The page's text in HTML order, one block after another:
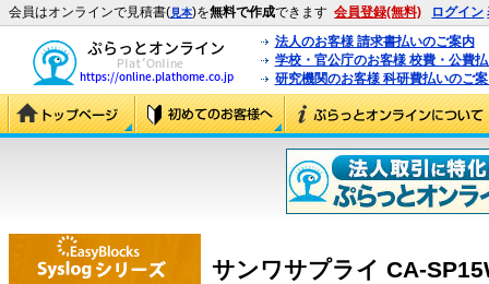
会員はオンラインで見積書(見本)を無料で作成できます 会員登録(無料) ログイン
法人のお客様 請求書払いのご案内
学校・官公庁のお客様 校費・公費
研究機関のお客様 科研費払いのご
サンワサプライ CA-